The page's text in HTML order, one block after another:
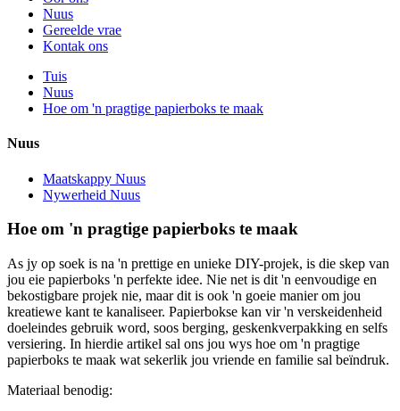
Nuus
Gereelde vrae
Kontak ons
Tuis
Nuus
Hoe om 'n pragtige papierboks te maak
Nuus
Maatskappy Nuus
Nywerheid Nuus
Hoe om 'n pragtige papierboks te maak
As jy op soek is na 'n prettige en unieke DIY-projek, is die skep van
jou eie papierboks 'n perfekte idee. Nie net is dit 'n eenvoudige en
bekostigbare projek nie, maar dit is ook 'n goeie manier om jou
kreatiewe kant te kanaliseer. Papierbokse kan vir 'n verskeidenheid
doeleindes gebruik word, soos berging, geskenkverpakking en selfs
versiering. In hierdie artikel sal ons jou wys hoe om 'n pragtige
papierboks te maak wat sekerlik jou vriende en familie sal beïndruk.
Materiaal benodig: